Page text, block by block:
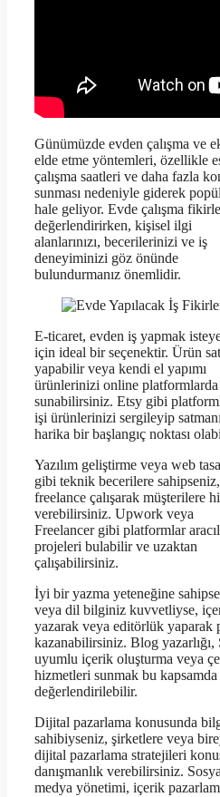
Günümüzde evden çalışma ve
elde etme yöntemleri, özellikle
çalışma saatleri ve daha fazla
sunması nedeniyle giderek
hale geliyor. Evde çalışma
değerlendirirken, kişisel ilgi
alanlarınızı, becerilerinizi ve iş
deneyiminizi göz önünde
bulundurmanız önemlidir.
E-ticaret, evden iş yapmak
için ideal bir seçenektir. Ürün
yapabilir veya kendi el yapımı
ürünlerinizi online platformlarda
sunabilirsiniz. Etsy gibi
işi ürünlerinizi sergileyip
harika bir başlangıç noktası
Yazılım geliştirme veya web
gibi teknik becerilere sahipseniz,
freelance çalışarak müşterilere
verebilirsiniz. Upwork veya
Freelancer gibi platformlar
projeleri bulabilir ve uzaktan
çalışabilirsiniz.
İyi bir yazma yeteneğine
veya dil bilginiz kuvvetliyse,
yazarak veya editörlük yaparak
kazanabilirsiniz. Blog yazarlığı,
uyumlu içerik oluşturma veya
hizmetleri sunmak bu kapsamda
değerlendirilebilir.
Dijital pazarlama konusunda
sahibiyseniz, şirketlere veya
dijital pazarlama stratejileri
danışmanlık verebilirsiniz.
medya yönetimi, içerik